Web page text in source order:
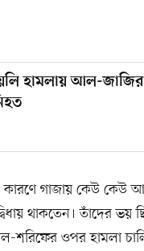
হামলায় আল-
কারণে গাজায় কেউ কেউ
থাকতেন। তাঁদের ভয়
ওপর হামলা